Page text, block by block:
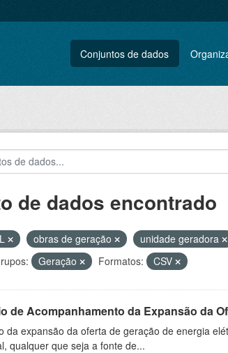
Conjuntos de dados
de dados encontrado
obras de geração
unidade geradora
Geração Formatos: CSV
de Acompanhamento da Expansão da
da expansão da oferta de geração de energia
qualquer que seja a fonte de...